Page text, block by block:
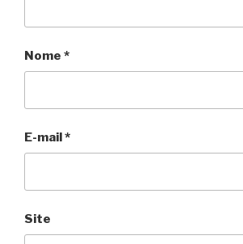
Nome *
E-mail*
Site